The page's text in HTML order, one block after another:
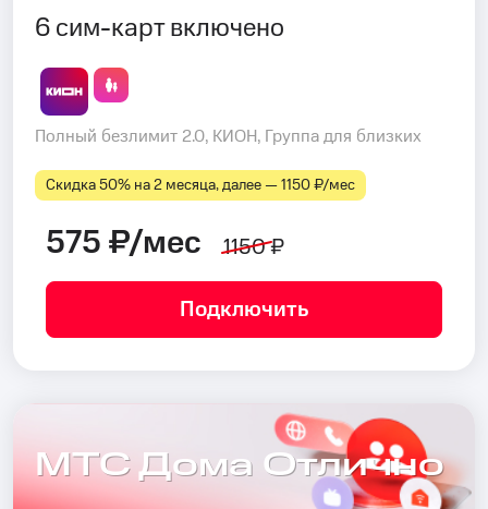
6 сим-карт включено
Полный безлимит 2.0, КИОН, Группа для близких
Скидка 50% на 2 месяца, далее — 1150 ₽⁠/⁠мес
575 ₽/мес 1150 ₽
Подключить
МТС Дома Отлично